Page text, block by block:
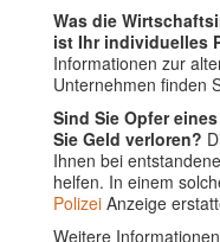
Was die
ist Ihr individuelles
Informationen zur
Unternehmen finden
Sind Sie Opfer
Sie Geld verloren?
Ihnen bei
helfen. In einem
Polizei Anzeige
Weitere